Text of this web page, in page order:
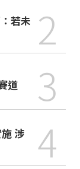
若未 2
道 3
涉
4